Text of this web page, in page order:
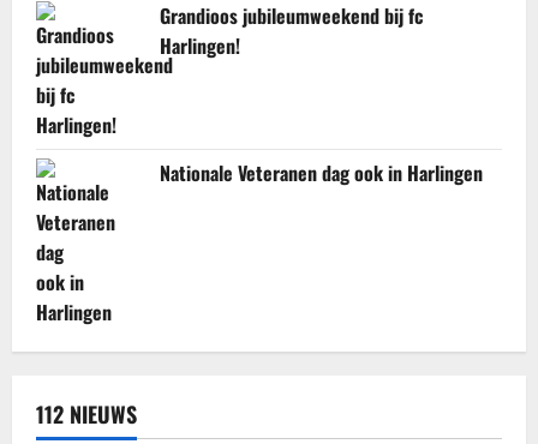
Grandioos jubileumweekend bij fc
Harlingen!
Nationale Veteranen dag ook in Harlingen
112 NIEUWS